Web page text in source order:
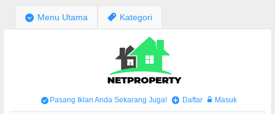
; Menu Utama , Kategori
/ Pasang Iklan Anda Sekarang Juga! + Daftar w Masuk